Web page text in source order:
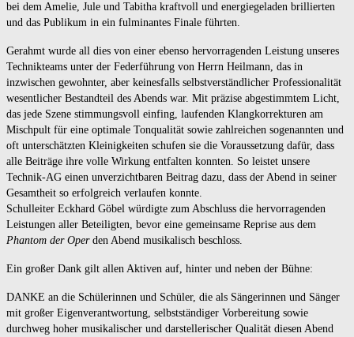
bei dem Amelie, Jule und Tabitha kraftvoll und energiegeladen brillierten
und das Publikum in ein fulminantes Finale führten.
Gerahmt wurde all dies von einer ebenso hervorragenden Leistung unseres
Technikteams unter der Federführung von Herrn Heilmann, das in
inzwischen gewohnter, aber keinesfalls selbstverständlicher Professionalität
wesentlicher Bestandteil des Abends war. Mit präzise abgestimmtem Licht,
das jede Szene stimmungsvoll einfing, laufenden Klangkorrekturen am
Mischpult für eine optimale Tonqualität sowie zahlreichen sogenannten und
oft unterschätzten Kleinigkeiten schufen sie die Voraussetzung dafür, dass
alle Beiträge ihre volle Wirkung entfalten konnten. So leistet unsere
Technik-AG einen unverzichtbaren Beitrag dazu, dass der Abend in seiner
Gesamtheit so erfolgreich verlaufen konnte.
Schulleiter Eckhard Göbel würdigte zum Abschluss die hervorragenden
Leistungen aller Beteiligten, bevor eine gemeinsame Reprise aus dem
Phantom der Operden Abend musikalisch beschloss.
Ein großer Dank gilt allen Aktiven auf, hinter und neben der Bühne:
DANKE an die Schülerinnen und Schüler, die als Sängerinnen und Sänger
mit großer Eigenverantwortung, selbstständiger Vorbereitung sowie
durchweg hoher musikalischer und darstellerischer Qualität diesen Abend